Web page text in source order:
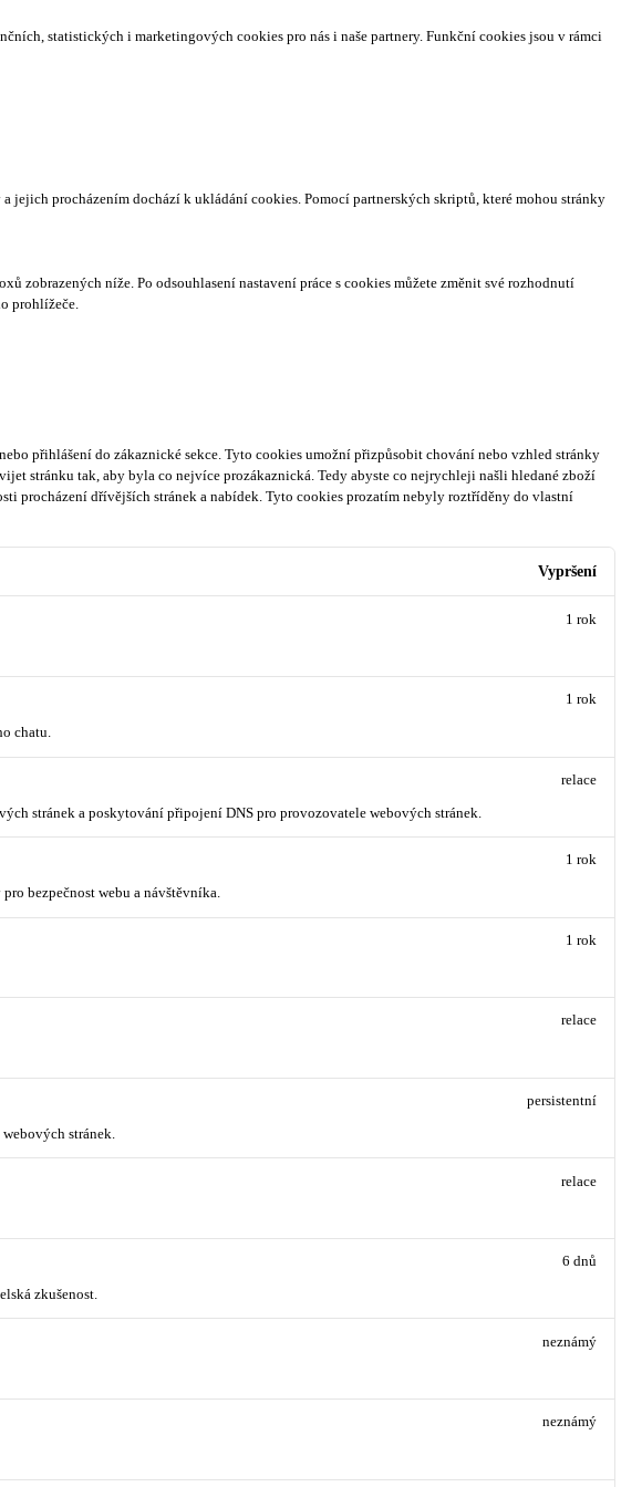
statistických i marketingových cookies pro nás i naše partnery. Funkční cookies jsou v rámci
jejich procházením dochází k ukládání cookies. Pomocí partnerských skriptů, které mohou stránky
zobrazených níže. Po odsouhlasení nastavení práce s cookies můžete změnit své rozhodnutí
prohlížeče.
přihlášení do zákaznické sekce. Tyto cookies umožní přizpůsobit chování nebo vzhled stránky
stránku tak, aby byla co nejvíce prozákaznická. Tedy abyste co nejrychleji našli hledané zboží
procházení dřívějších stránek a nabídek. Tyto cookies prozatím nebyly roztříděny do vlastní
Vypršení
1 rok
chatu.
1 rok
stránek a poskytování připojení DNS pro provozovatele webových stránek.
relace
bezpečnost webu a návštěvníka.
1 rok
1 rok
relace
stránek.
persistentní
relace
zkušenost.
6 dnů
neznámý
neznámý